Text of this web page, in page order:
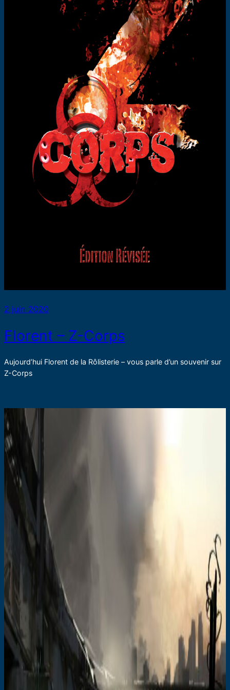
2 juin 2020
Florent – Z-Corps
Aujourd’hui Florent de la Rôlisterie – vous parle d’un souvenir sur
Z-Corps